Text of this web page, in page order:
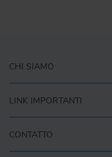
CHI SIAMO
LINK IMPORTANTI
CONTATTO